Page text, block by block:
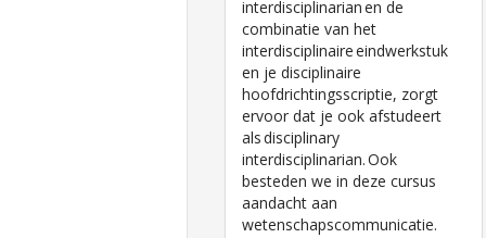
interdisciplinarian en de
combinatie van het
interdisciplinaire eindwerkstuk
en je disciplinaire
hoofdrichtingsscriptie, zorgt
ervoor dat je ook afstudeert
als disciplinary
interdisciplinarian. Ook
besteden we in deze cursus
aandacht aan
wetenschapscommunicatie.